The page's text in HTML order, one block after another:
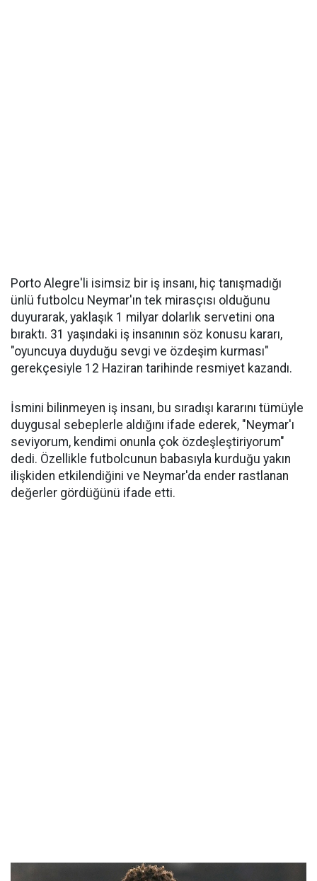
Porto Alegre'li isimsiz bir iş insanı, hiç tanışmadığı
ünlü futbolcu Neymar'ın tek mirasçısı olduğunu
duyurarak, yaklaşık 1 milyar dolarlık servetini ona
bıraktı. 31 yaşındaki iş insanının söz konusu kararı,
"oyuncuya duyduğu sevgi ve özdeşim kurması"
gerekçesiyle 12 Haziran tarihinde resmiyet kazandı.
İsmini bilinmeyen iş insanı, bu sıradışı kararını tümüyle
duygusal sebeplerle aldığını ifade ederek, "Neymar'ı
seviyorum, kendimi onunla çok özdeşleştiriyorum"
dedi. Özellikle futbolcunun babasıyla kurduğu yakın
ilişkiden etkilendiğini ve Neymar'da ender rastlanan
değerler gördüğünü ifade etti.